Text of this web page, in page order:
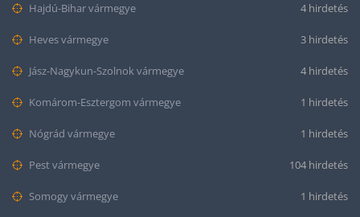
Hajdú-Bihar vármegye 4 hirdetés
Heves vármegye 3 hirdetés
Jász-Nagykun-Szolnok vármegye 4 hirdetés
Komárom-Esztergom vármegye 1 hirdetés
Nógrád vármegye 1 hirdetés
Pest vármegye 104 hirdetés
Somogy vármegye 1 hirdetés